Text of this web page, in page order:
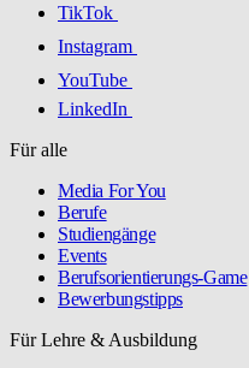
TikTok
Instagram
YouTube
LinkedIn
Für alle
Media For You
Berufe
Studiengänge
Events
Berufsorientierungs-Game
Bewerbungstipps
Für Lehre & Ausbildung